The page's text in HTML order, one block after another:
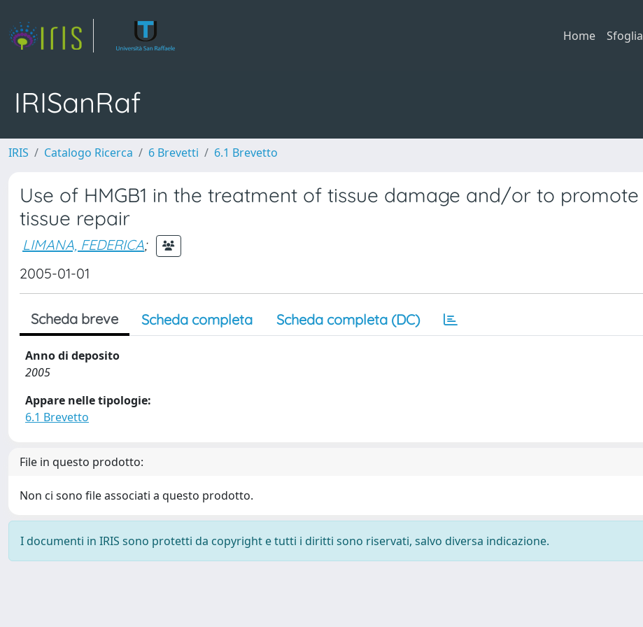
Home Sfoglia
IRISanRaf
IRIS Catalogo Ricerca 6 Brevetti 6.1 Brevetto
Use of HMGB1 in the treatment of tissue damage and/or to promote
tissue repair
LIMANA, FEDERICA;
2005-01-01
Scheda breve Scheda completa Scheda completa (DC)
Anno di deposito
2005
Appare nelle tipologie:
6.1 Brevetto
File in questo prodotto:
Non ci sono file associati a questo prodotto.
I documenti in IRIS sono protetti da copyright e tutti i diritti sono riservati, salvo diversa indicazione.